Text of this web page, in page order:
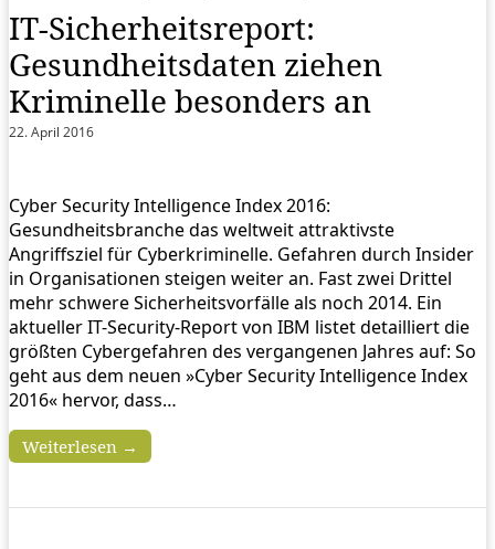
IT-Sicherheitsreport:
Gesundheitsdaten ziehen
Kriminelle besonders an
22. April 2016
Cyber Security Intelligence Index 2016:
Gesundheitsbranche das weltweit attraktivste
Angriffsziel für Cyberkriminelle. Gefahren durch Insider
in Organisationen steigen weiter an. Fast zwei Drittel
mehr schwere Sicherheitsvorfälle als noch 2014. Ein
aktueller IT-Security-Report von IBM listet detailliert die
größten Cybergefahren des vergangenen Jahres auf: So
geht aus dem neuen »Cyber Security Intelligence Index
2016« hervor, dass…
Weiterlesen →